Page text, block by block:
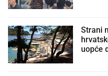
Strani
uopće